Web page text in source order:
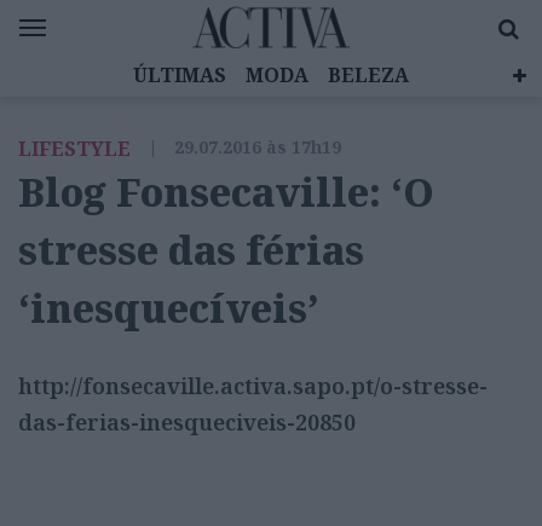
ÚLTIMAS MODA
BELEZA
EMOÇÕES
MULHERES INSPIRADORAS
DIZ QUEM SABE
ACTIVA BRAND STUDIO
LIFESTYLE | 29.07.2016 às 17h19
Blog Fonsecaville: ‘O
stresse das férias
‘inesquecíveis’
http://fonsecaville.activa.sapo.pt/o-stresse-
das-ferias-inesqueciveis-20850